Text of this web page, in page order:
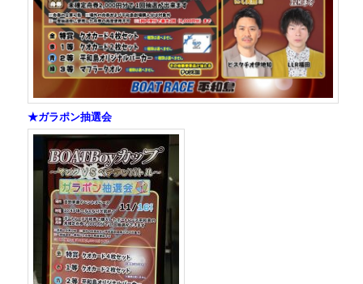
★ガラポン抽選会